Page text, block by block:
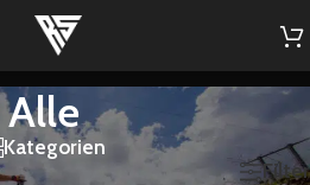
Alle
Kategorien
Filter